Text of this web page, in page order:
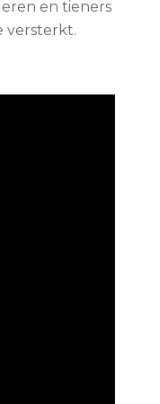
en tieners
versterkt.